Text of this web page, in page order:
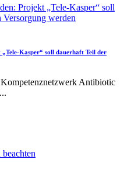
Kasper“ soll dauerhaft Teil der
Antibiotic
...